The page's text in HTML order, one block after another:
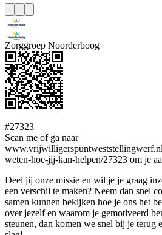
Zorggroep Noorderboog
#27323
Scan me of ga naar
weten-hoe-jij-kan-helpen/27323 om je
Deel jij onze missie en wil je je graag
een verschil te maken? Neem dan snel
samen kunnen bekijken hoe je ons het
over jezelf en waarom je gemotiveerd
steunen, dan komen we snel bij je terug